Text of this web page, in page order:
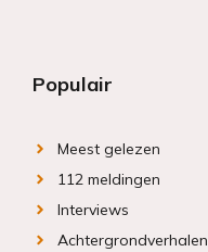
Populair
Meest gelezen
112 meldingen
Interviews
Achtergrondverhalen